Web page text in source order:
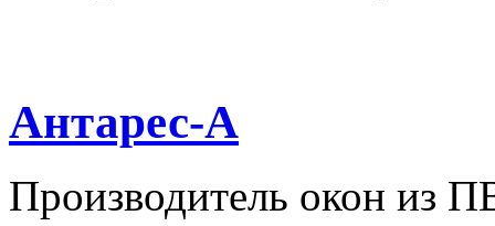
Антарес-А
Производитель окон из